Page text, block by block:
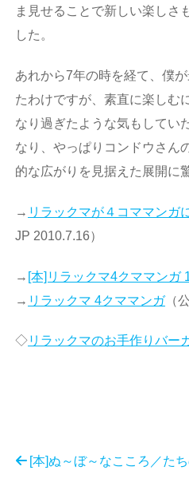
ま見せることで新しい楽しさ
した。
あれから7年の時を経て、僕
たわけですが、素直に楽しむ
なり過ぎたような気もしてい
なり、やっぱりコンドウさん
的な広がりを見据えた展開に
→ リラックマが４コママンガ
JP 2010.7.16）
→ [本]リラックマ4クママンガ
→ リラックマ 4クママンガ（
◇リラックマのお手作りバー
[本]ぬ～ぼ～なこころ／た